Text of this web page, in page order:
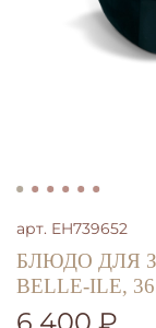
арт. EH739652
БЛЮДО ДЛЯ
BELLE-ILE,